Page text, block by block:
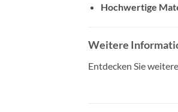
Hochwertige
Weitere
Entdecken Sie weitere